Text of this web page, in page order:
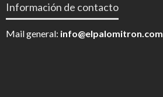
Información de contacto
Mail general: info@elpalomitron.com